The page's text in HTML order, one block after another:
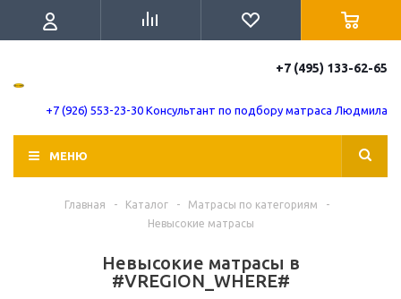
+7 (495) 133-62-65
+7 (926) 553-23-30 Консультант по подбору матраса Людмила
МЕНЮ
Главная - Каталог - Матрасы по категориям
-
Невысокие матрасы
Невысокие матрасы в
#VREGION_WHERE#